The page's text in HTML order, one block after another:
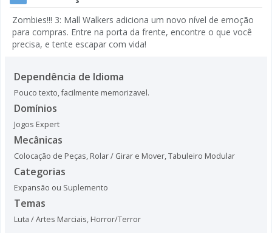
Zombies!!! 3: Mall Walkers adiciona um novo nível de emoção
para compras. Entre na porta da frente, encontre o que você
precisa, e tente escapar com vida!
Dependência de Idioma
Pouco texto, facilmente memorizavel.
Domínios
Jogos Expert
Mecânicas
Colocação de Peças, Rolar / Girar e Mover,Tabuleiro Modular
Categorias
Expansão ou Suplemento
Temas
Luta / Artes Marciais, Horror/Terror